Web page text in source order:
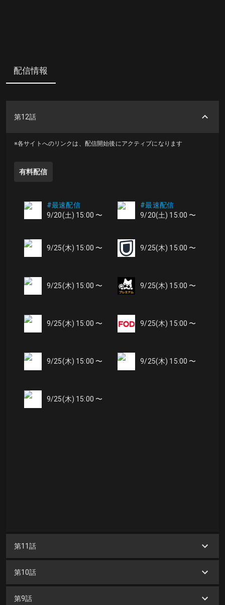
配信情報
第12話
※各サイトへのリンクは、配信開始後にアクティブになります
有料配信
#最速配信
9/20(土) 15:00 〜
#最速配信
9/20(土) 15:00 〜
9/25(木) 15:00 〜 9/25(木) 15:00 〜
9/25(木) 15:00 〜 9/25(木) 15:00 〜
9/25(木) 15:00 〜 9/25(木) 15:00 〜
9/25(木) 15:00 〜 9/25(木) 15:00 〜
9/25(木) 15:00 〜
第11話
第10話
第9話